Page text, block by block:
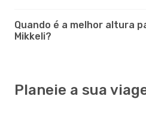
Quando é a melhor altura
Mikkeli?
Planeie a sua